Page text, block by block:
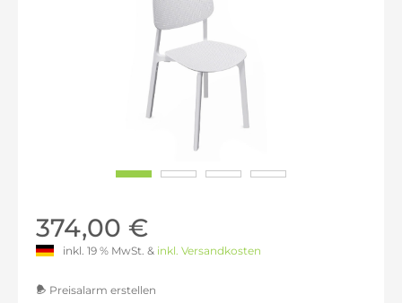
374,00 €
inkl. 19 % MwSt. & inkl. Versandkosten
Preisalarm erstellen